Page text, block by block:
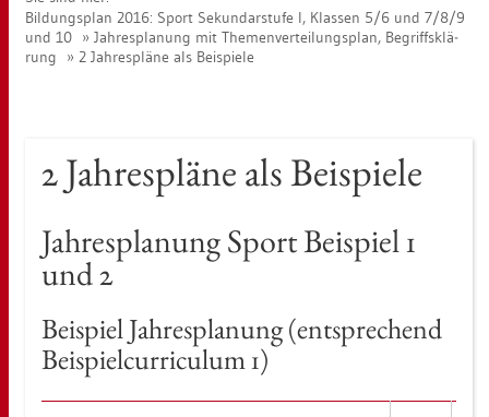
Bil­dungs­plan 2016: Sport Se­kun­dar­stu­fe I, Klas­sen 5/6 und 7/8/9
und 10
Jah­res­pla­nung mit The­men­ver­tei­lungs­plan, Be­griffs­klä­
rung
2 Jah­res­plä­ne als Bei­spie­le
2 Jah­res­plä­ne als Bei­spie­le
Jah­res­pla­nung Sport Bei­spiel 1
und 2
Bei­spiel Jah­res­pla­nung (ent­spre­chend
Bei­spiel­cur­ri­cu­lum 1)